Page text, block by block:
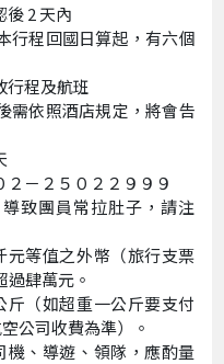
2 天內
行程回國日算起，有六個
行程及航班
需依照酒店規定，將會告
－２５０２２９９９
致團員常拉肚子，請注
元等值之外幣（旅行支票
肆萬元。
（如超重一公斤要支付
公司收費為準）。
機、導遊、領隊，應酌量